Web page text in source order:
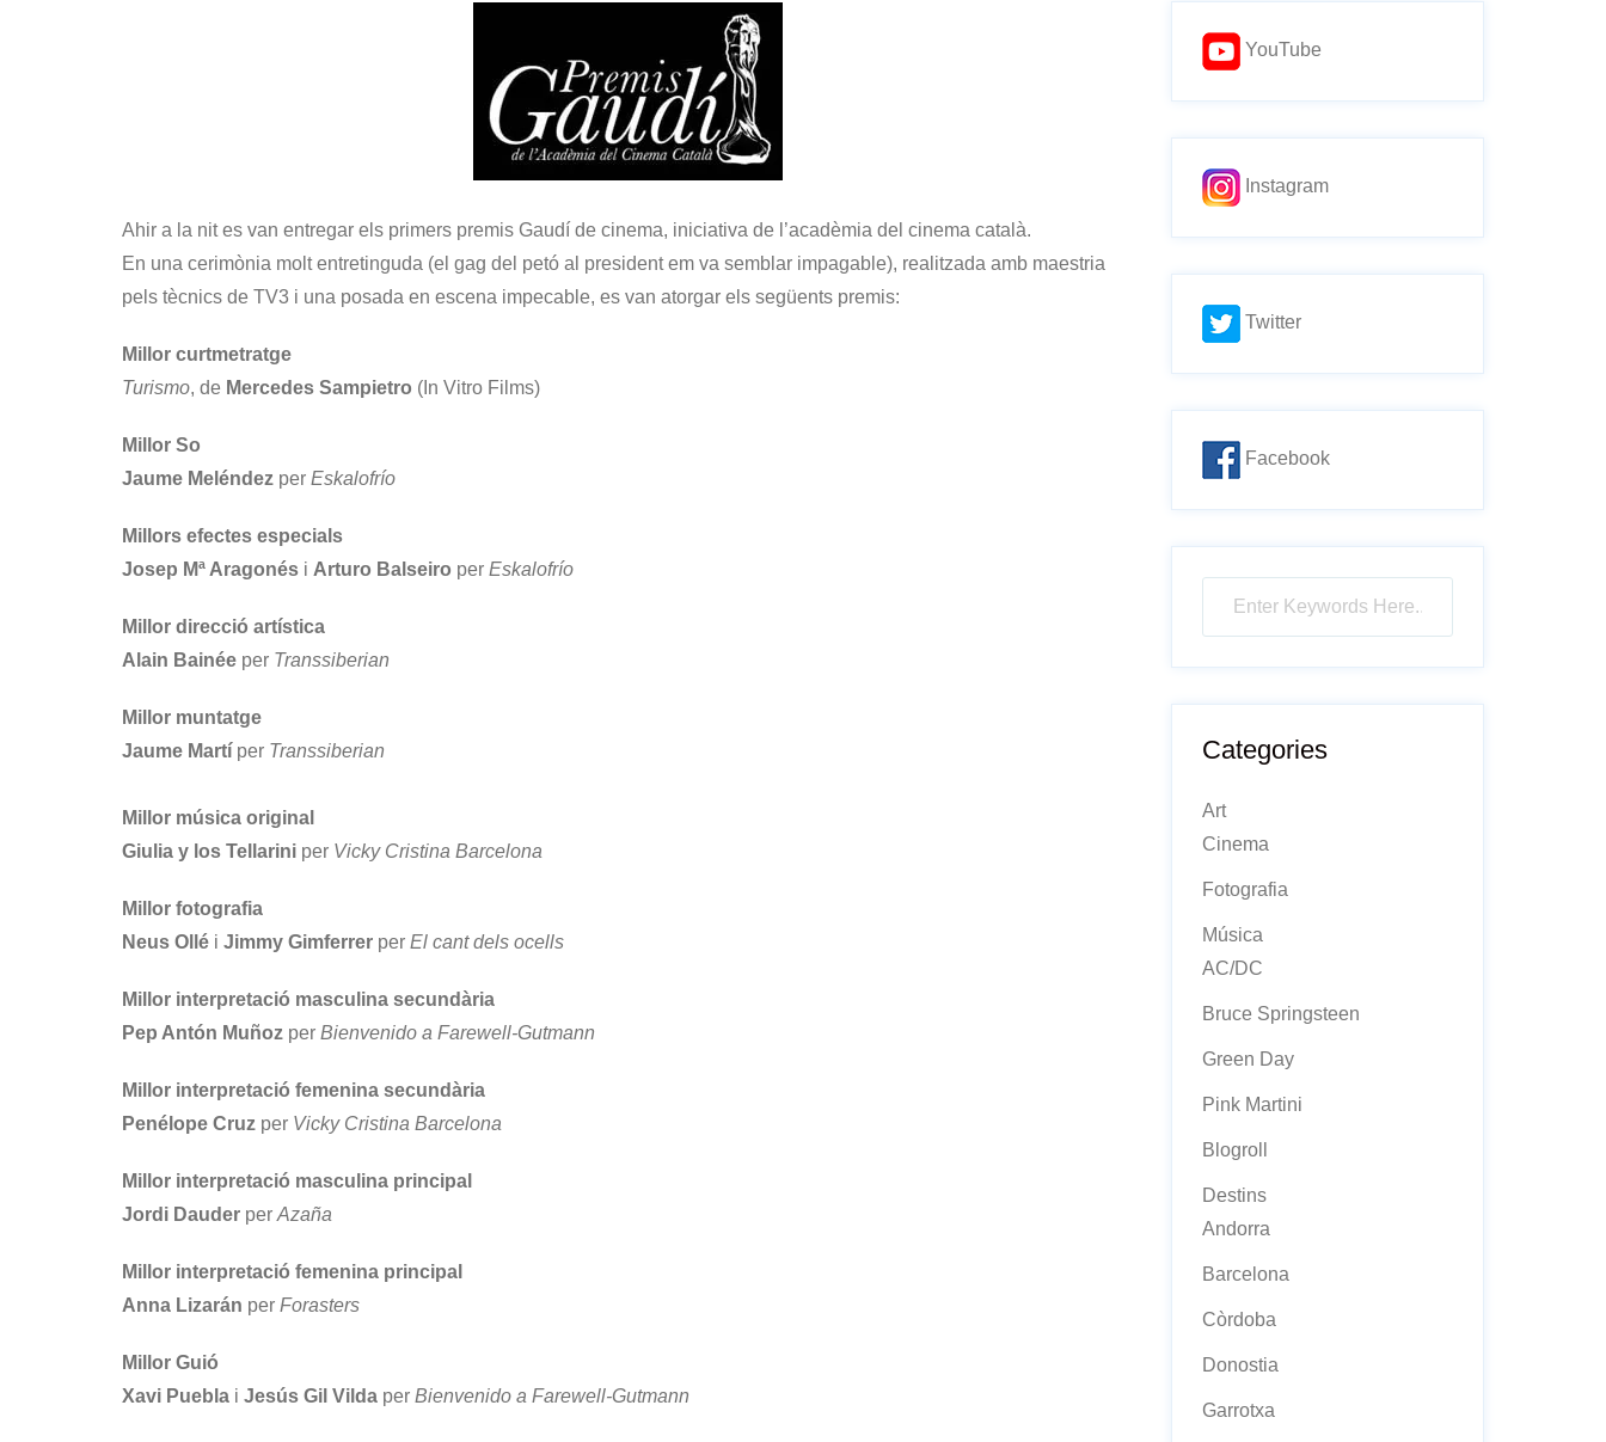
Ahir a la nit es van entregar els primers premis Gaudí de cinema, iniciativa de l’acadèmia del cinema català.
En una cerimònia molt entretinguda (el gag del petó al president em va semblar impagable), realitzada amb maestria
pels tècnics de TV3 i una posada en escena impecable, es van atorgar els següents premis:
Millor curtmetratge
Turismo, de Mercedes Sampietro (In Vitro Films)
Millor So
Jaume Meléndez per Eskalofrío
Millors efectes especials
Josep Mª Aragonés i Arturo Balseiro per Eskalofrío
Millor direcció artística
Alain Bainée per Transsiberian
Millor muntatge
Jaume Martí per Transsiberian
Millor música original
Giulia y los Tellarini per Vicky Cristina Barcelona
Millor fotografia
Neus Ollé i Jimmy Gimferrer per El cant dels ocells
Millor interpretació masculina secundària
Pep Antón Muñoz per Bienvenido a Farewell-Gutmann
Millor interpretació femenina secundària
Penélope Cruz per Vicky Cristina Barcelona
Millor interpretació masculina principal
Jordi Dauder per Azaña
Millor interpretació femenina principal
Anna Lizarán per Forasters
Millor Guió
Xavi Puebla i Jesús Gil Vilda per Bienvenido a Farewell-Gutmann
YouTube
Instagram
Twitter
Facebook
Categories
Art
Cinema
Fotografia
Música
AC/DC
Bruce Springsteen
Green Day
Pink Martini
Blogroll
Destins
Andorra
Barcelona
Còrdoba
Donostia
Garrotxa